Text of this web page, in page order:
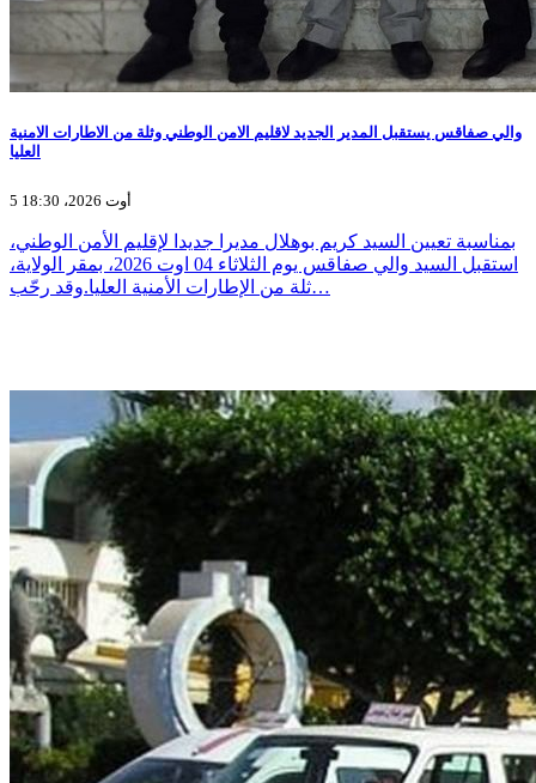
والي صفاقس يستقبل المدير الجديد لاقليم الامن الوطني وثلة من الاطارات الامنية
العليا
5 أوت 2026، 18:30
بمناسبة تعيين السيد كريم بوهلال مديرا جديدا لإقليم الأمن الوطني،
استقبل السيد والي صفاقس يوم الثلاثاء 04 اوت 2026، بمقر الولاية،
ثلة من الإطارات الأمنية العليا.وقد رحّب…